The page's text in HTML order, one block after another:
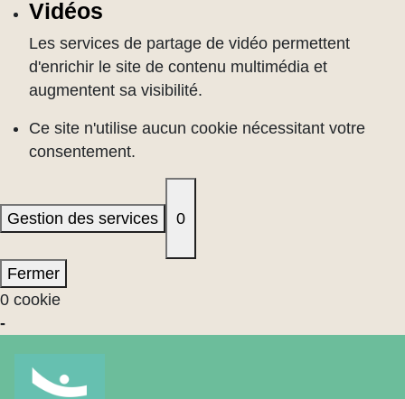
Vidéos
Les services de partage de vidéo permettent
d'enrichir le site de contenu multimédia et
augmentent sa visibilité.
Ce site n'utilise aucun cookie nécessitant votre
consentement.
Gestion des services 0
Fermer
0 cookie
-